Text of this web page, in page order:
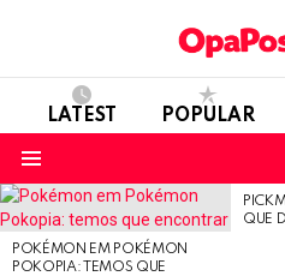
LATEST POPULAR
LATEST
STORIES
POKÉMON EM POKÉMON
POKOPIA: TEMOS QUE
QUE